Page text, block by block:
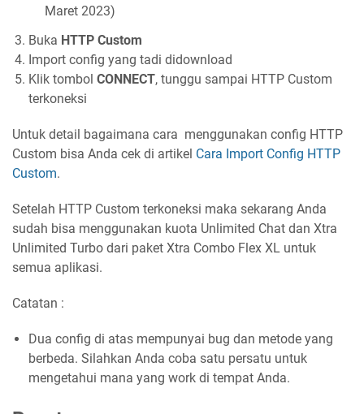
Maret 2023)
Buka HTTP Custom
Import config yang tadi didownload
Klik tombol CONNECT, tunggu sampai HTTP Custom
terkoneksi
Untuk detail bagaimana cara menggunakan config HTTP
Custom bisa Anda cek di artikel Cara Import Config HTTP
Custom.
Setelah HTTP Custom terkoneksi maka sekarang Anda
sudah bisa menggunakan kuota Unlimited Chat dan Xtra
Unlimited Turbo dari paket Xtra Combo Flex XL untuk
semua aplikasi.
Catatan :
Dua config di atas mempunyai bug dan metode yang
berbeda. Silahkan Anda coba satu persatu untuk
mengetahui mana yang work di tempat Anda.